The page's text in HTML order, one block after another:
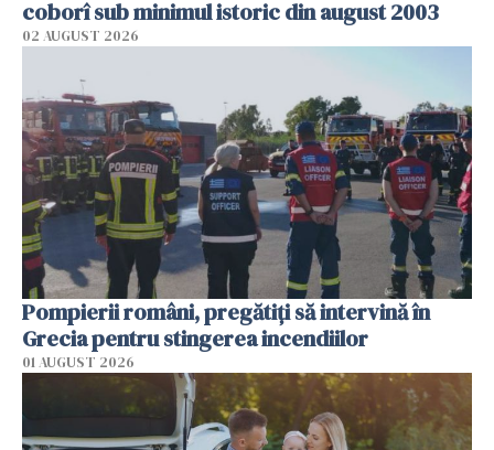
coborî sub minimul istoric din august 2003
02 AUGUST 2026
Pompierii români, pregătiţi să intervină în
Grecia pentru stingerea incendiilor
01 AUGUST 2026